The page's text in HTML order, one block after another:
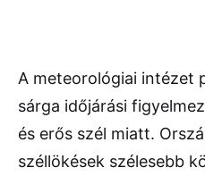
A meteorológiai intézet
sárga időjárási
és erős szél miatt.
széllökések szélesebb